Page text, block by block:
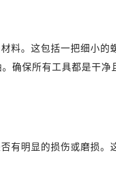
）
约）
）
料。这包括一把细小的
确保所有工具都是干净
有明显的损伤或磨损。